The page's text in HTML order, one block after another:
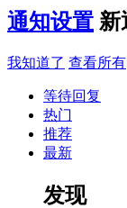
通知设置 新
我知道了 查看所有
等待回复
热门
推荐
最新
发现